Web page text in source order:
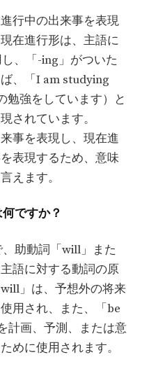
行中の出来事を表現
在進行形は、主語に
、「-ing」がついた
、「I am studying
勉強をしています）と
されています。
事を表現し、現在進
表現するため、意味
えます。
ですか？
助動詞「will」また
語に対する動詞の原
」は、予想外の将来
用され、また、「be
計画、予測、または意
めに使用されます。